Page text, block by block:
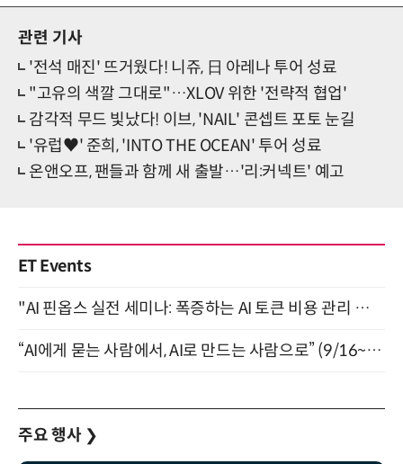
관련 기사
'전석 매진' 뜨거웠다! 니쥬, 日 아레나 투어 성료
"고유의 색깔 그대로"…XLOV 위한 '전략적 협업'
감각적 무드 빛났다! 이브, 'NAIL' 콘셉트 포토 눈길
'유럽♥' 준희, 'INTO THE OCEAN' 투어 성료
온앤오프, 팬들과 함께 새 출발…'리:커넥트' 예고
ET Events
"AI 핀옵스 실전 세미나: 폭증하는 AI 토큰 비용 관리 전략" 8월 21일 개최
“AI에게 묻는 사람에서, AI로 만드는 사람으로” (9/16~17)
주요 행사 ❯